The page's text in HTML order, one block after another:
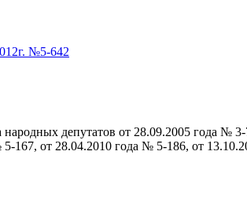
№5-642
депутатов от 28.09.2005 года №
167, от 28.04.2010 года № 5-186, от